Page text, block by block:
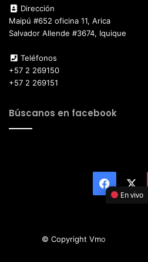
Dirección
Maipú #652 oficina 11, Arica
Salvador Allende #3674, Iquique
Teléfonos
+57 2 269150
+57 2 269151
Búscanos en facebook
© Copyright Vmotor TI 2026,
En vivo